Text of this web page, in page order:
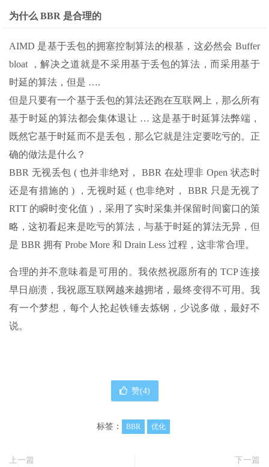
为什么 BBR 是合理的
AIMD 是基于丢包的拥塞控制算法的根基，这必然会 Buffer
bloat ，解决之道就是不采用基于丢包的算法，而采用基于
时延的算法，但是 ….
但是只要有一个基于丢包的算法还跑在互联网上，那么所有
基于时延的算法都会集体退让 … 这是基于时延算法弊端，
既然它基于时延而不是丢包，那么它就是注定要吃亏的。正
确的做法是什么？
BBR 无视丢包 ( 也并非绝对， BBR 在处理非 Open 状态时
还是有措施的 ) ，无视时延 ( 也非绝对， BBR 只是无视了
RTT 的瞬时变化值 ) ，采用了实时采集并保留时间窗口的策
略，这初看起来是吃亏的算法，与基于时延的算法无异，但
是 BBR 拥有 Probe More 和 Drain Less 过程，这非常合理。
合理的并不意味着是可用的。我依然祝愿所有的 TCP 连接
早日崩溃，我祝愿互联网越来越拥堵，最终变得不可用。我
有一个梦想，每个人抡起铁锤去炼钢，少说多做，最好不
说。
赞(4)
标签： BBR 优化
上一篇
下一篇